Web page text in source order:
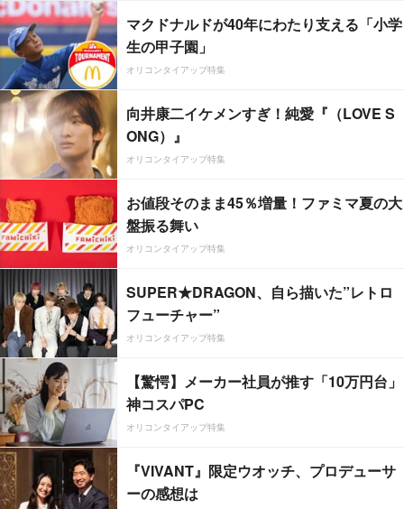
マクドナルドが40年にわたり支える「小学
生の甲子園」
オリコンタイアップ特集
向井康二イケメンすぎ！純愛『（LOVE S
ONG）』
オリコンタイアップ特集
お値段そのまま45％増量！ファミマ夏の大
盤振る舞い
オリコンタイアップ特集
SUPER★DRAGON、自ら描いた”レトロ
フューチャー”
オリコンタイアップ特集
【驚愕】メーカー社員が推す「10万円台」
神コスパPC
オリコンタイアップ特集
『VIVANT』限定ウオッチ、プロデューサ
ーの感想は